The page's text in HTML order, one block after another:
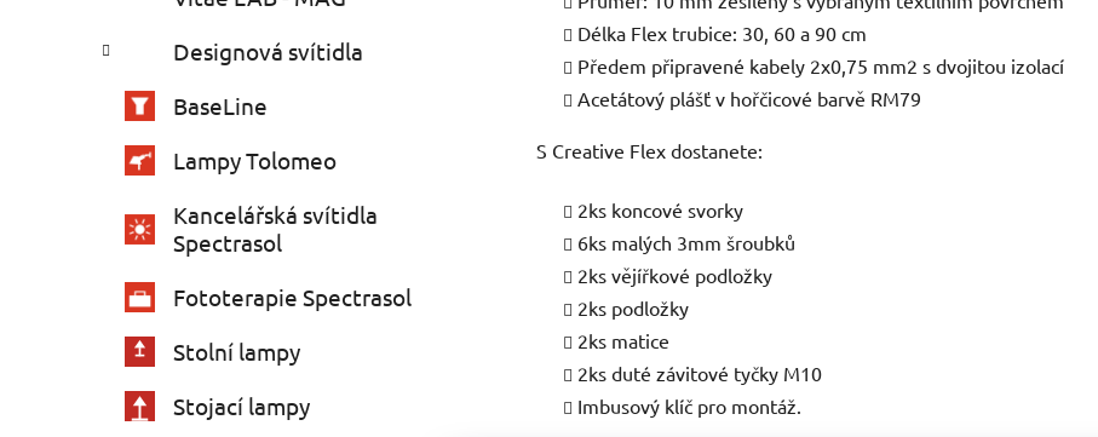
Designová svítidla
BaseLine
Lampy Tolomeo
Kancelářská svítidla
Spectrasol
Fototerapie Spectrasol
Stolní lampy
Stojací lampy
Délka Flex trubice: 30, 60 a 90 cm
Předem připravené kabely 2x0,75 mm2 s dvojitou izolací
Acetátový plášť v hořčicové barvě RM79
S Creative Flex dostanete:
2ks koncové svorky
6ks malých 3mm šroubků
2ks vějířkové podložky
2ks podložky
2ks matice
2ks duté závitové tyčky M10
Imbusový klíč pro montáž.